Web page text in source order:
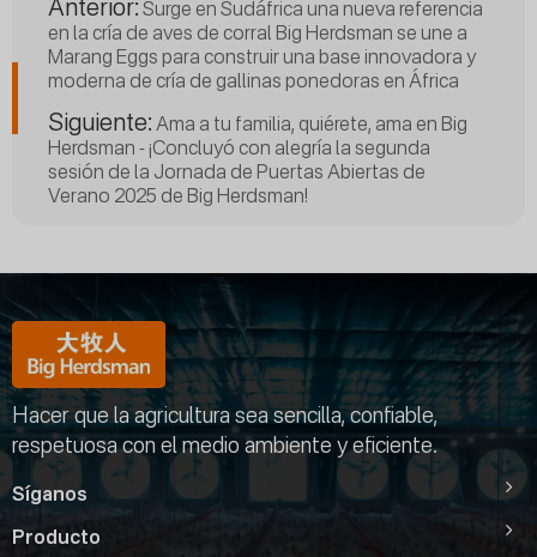
Anterior: Surge en Sudáfrica una nueva referencia
en la cría de aves de corral Big Herdsman se une a
Marang Eggs para construir una base innovadora y
moderna de cría de gallinas ponedoras en África
Siguiente: Ama a tu familia, quiérete, ama en Big
Herdsman - ¡Concluyó con alegría la segunda
sesión de la Jornada de Puertas Abiertas de
Verano 2025 de Big Herdsman!
Hacer que la agricultura sea sencilla, confiable,
respetuosa con el medio ambiente y eficiente.
Síganos
Producto